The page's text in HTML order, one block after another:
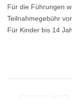
Für die Führungen
Teilnahmegebühr
Für Kinder bis 14